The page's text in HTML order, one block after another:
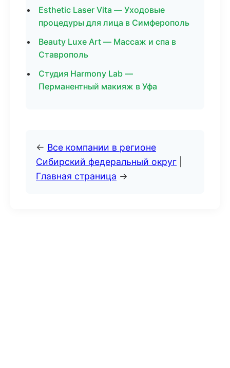
Esthetic Laser Vita — Уходовые
процедуры для лица в Симферополь
Beauty Luxe Art — Массаж и спа в
Ставрополь
Студия Harmony Lab —
Перманентный макияж в Уфа
← Все компании в регионе
Сибирский федеральный округ
Главная страница →